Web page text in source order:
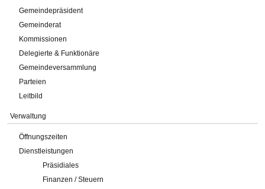
Gemeindepräsident
Gemeinderat
Kommissionen
Delegierte & Funktionäre
Gemeindeversammlung
Parteien
Leitbild
Verwaltung
Öffnungszeiten
Dienstleistungen
Präsidiales
Finanzen / Steuern